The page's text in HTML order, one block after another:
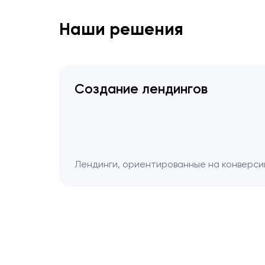
Наши решения
Создание лендингов
Лендинги, ориентированные на